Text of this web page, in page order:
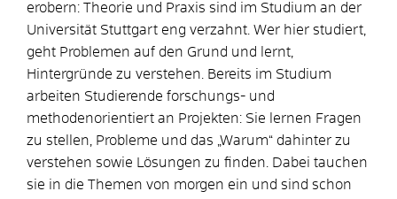
erobern: Theorie und Praxis sind im Studium an der
Universität Stuttgart eng verzahnt. Wer hier studiert,
geht Problemen auf den Grund und lernt,
Hintergründe zu verstehen. Bereits im Studium
arbeiten Studierende forschungs- und
methodenorientiert an Projekten: Sie lernen Fragen
zu stellen, Probleme und das „Warum“ dahinter zu
verstehen sowie Lösungen zu finden. Dabei tauchen
sie in die Themen von morgen ein und sind schon